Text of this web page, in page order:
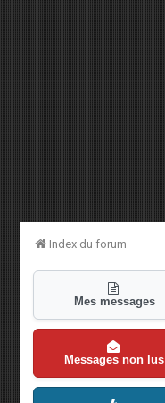
Index du forum
Mes messages
Messages non lus